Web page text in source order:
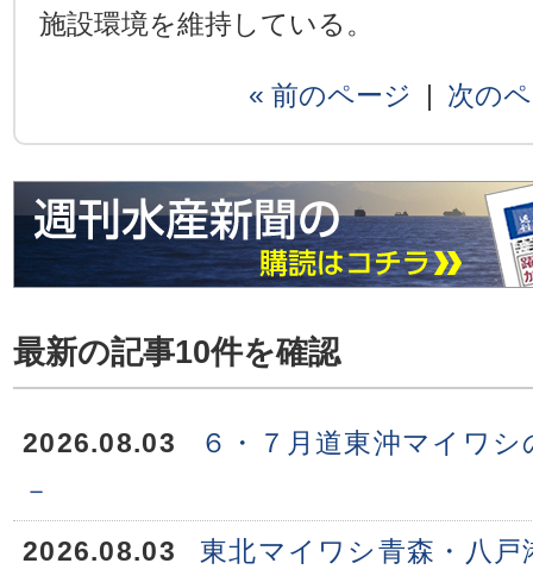
施設環境を維持している。
« 前のページ | 次の
最新の記事10件を確認
2026.08.03
６・７月道東沖マイワ
－
2026.08.03
東北マイワシ青森・八